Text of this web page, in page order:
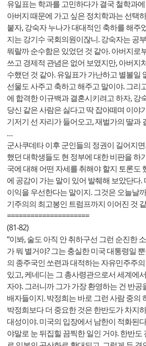
유일표는 학과를 고민하다가 결국 철학과
아버지 때문에 가고 싶은 정치학과는 선택
붙자, 강숙자 누나가 대대적인 축하를 해주
지는 강기수 국회의원이잖니. 강숙자는 공
뭐랄까 순수함은 있었던 것 같아. 아버지로
쓰고 경제적 관념은 없어 보였지만, 아버지
수했던 것 같아. 유일표가 가난하고 별볼일
선물도 사주고 축하고 해주고 말이야. 그리
에 합격한 이규백과 결혼시키려고 하자, 강
당신 같은 사람은 싫다고 딱 잡아떼며 이야
기저기 선 자리가 들어오고, 재벌가의 딸과
…
군사쿠데타 이후 군인들의 정권이 길어지
했던 대학생들도 현 정부에 대한 비판을 하
국에 대해 어떤 자세를 취해야 할지 토론도
에 공감이 가는 말이 있어 발췌해 보았단다.
이익을 우선한다는 말이지. 그것은 오늘날
기주의의 최고봉인 트럼프까지 이어진 것
=====================
(81-82)
“이봐, 술도 아직 안 취하구선 그런 순진한
가 뭐 별거야? 그는 충실한 미국 대통령일
의 종주국인 쏘련과 대적하는 자유민주주
있고, 케네디는 그 총사령관으로서 세계에
자야. 그러니까 그가 가장 환영하는 건 반공
배자들이지. 박정희는 바로 그런 사람 중의
박정희보다 더 중요한 것은 한반도가 차지
대성이야. 미국의 입장에서 남한이 적화된
야말로 눈 뒤집힐 끔찍한 일인 거야. 한반도